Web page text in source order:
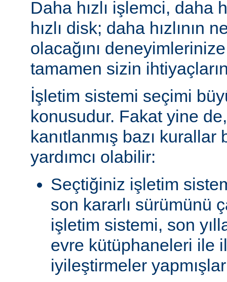
Daha hızlı işlemci, daha
hızlı disk; daha hızlının
olacağını
tamamen sizin
İşletim sistemi seçimi
konusudur. Fakat yine de,
kanıtlanmış bazı
yardımcı olabilir:
Seçtiğiniz işletim
son kararlı sürümünü
işletim sistemi, son
evre kütüphaneleri ile
iyileştirmeler